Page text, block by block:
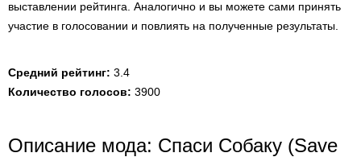
выставлении рейтинга. Аналогично и вы можете сами принять
участие в голосовании и повлиять на полученные результаты.
Средний рейтинг: 3.4
Количество голосов: 3900
Описание мода: Спаси Собаку (Save